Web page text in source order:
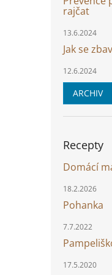
rajčat
13.6.2024
Jak se
12.6.2024
ARCHIV
Recepty
Domácí
18.2.2026
Pohanka
7.7.2022
17.5.2020